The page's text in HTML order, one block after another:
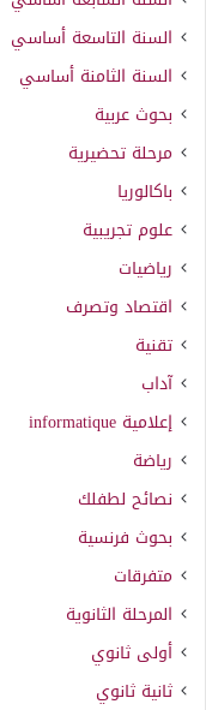
السنة التاسعة أساسي
السنة الثامنة أساسي
بحوث عربية
مرحلة تحضيرية
باكالوريا
علوم تجريبية
رياضيات
اقتصاد وتصرف
تقنية
آداب
إعلامية informatique
رياضة
نصائح لطفلك
بحوث فرنسية
متفرقات
المرحلة الثانوية
أولى ثانوي
ثانية ثانوي